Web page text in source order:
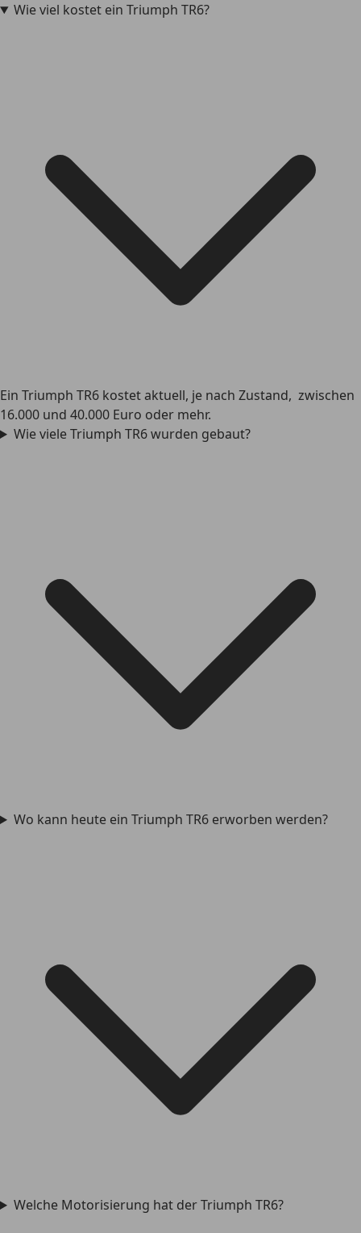
Wie viel kostet ein Triumph TR6?
Ein Triumph TR6 kostet aktuell, je nach Zustand, zwischen
16.000 und 40.000 Euro oder mehr.
Wie viele Triumph TR6 wurden gebaut?
Wo kann heute ein Triumph TR6 erworben werden?
Welche Motorisierung hat der Triumph TR6?